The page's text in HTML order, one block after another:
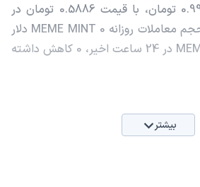
احتساب قیمت تتر 0.9991 تومان، با قیمت 0.5886 تومان در
ایران معامله می‌شود. حجم معاملات روزانه MEME MINT 0 دلار
است و قیمت MEME MINT در 24 ساعت اخیر، 0 کاهش داشته
بیشتر